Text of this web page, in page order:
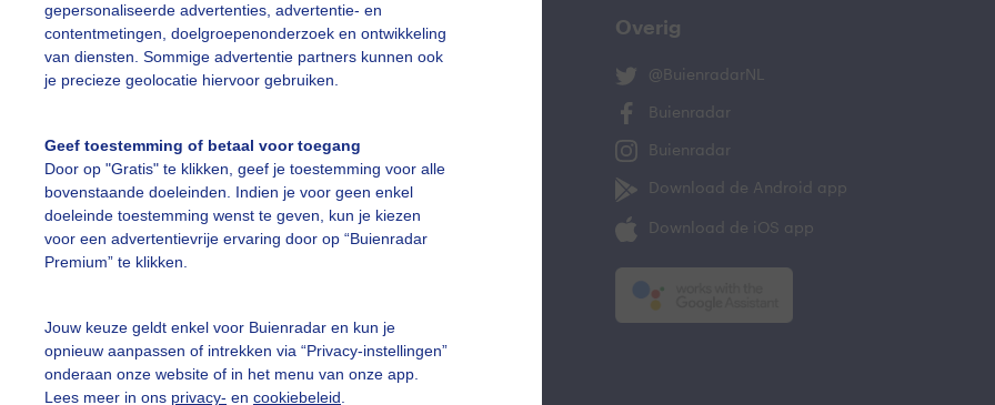
gepersonaliseerde advertenties, advertentie- en
contentmetingen, doelgroepenonderzoek en ontwikkeling
van diensten. Sommige advertentie partners kunnen ook
je precieze geolocatie hiervoor gebruiken.
Geef toestemming of betaal voor toegang
Door op "Gratis" te klikken, geef je toestemming voor alle
bovenstaande doeleinden. Indien je voor geen enkel
doeleinde toestemming wenst te geven, kun je kiezen
voor een advertentievrije ervaring door op “Buienradar
Premium” te klikken.
Jouw keuze geldt enkel voor Buienradar en kun je
opnieuw aanpassen of intrekken via “Privacy-instellingen”
onderaan onze website of in het menu van onze app.
Lees meer in ons privacy- en cookiebeleid
vragen
Team
Mijn weer
De Bilt
Overig
@BuienradarNL
Buienradar
Buienradar
Download de Android app
Download de iOS app